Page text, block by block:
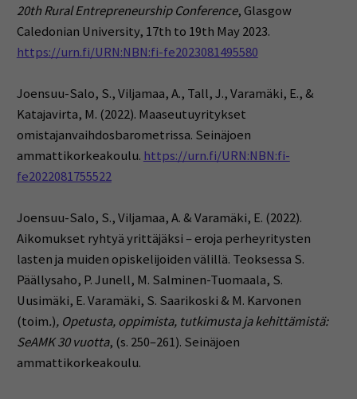
20th Rural Entrepreneurship Conference, Glasgow
Caledonian University, 17th to 19th May 2023.
https://urn.fi/URN:NBN:fi-fe2023081495580
Joensuu-Salo, S., Viljamaa, A., Tall, J., Varamäki, E., &
Katajavirta, M. (2022). Maaseutuyritykset
omistajanvaihdosbarometrissa. Seinäjoen
ammattikorkeakoulu. https://urn.fi/URN:NBN:fi-
fe2022081755522
Joensuu-Salo, S., Viljamaa, A. & Varamäki, E. (2022).
Aikomukset ryhtyä yrittäjäksi – eroja perheyritysten
lasten ja muiden opiskelijoiden välillä. Teoksessa S.
Päällysaho, P. Junell, M. Salminen-Tuomaala, S.
Uusimäki, E. Varamäki, S. Saarikoski & M. Karvonen
(toim.), Opetusta, oppimista, tutkimusta ja kehittämistä:
SeAMK 30 vuotta, (s. 250–261). Seinäjoen
ammattikorkeakoulu.